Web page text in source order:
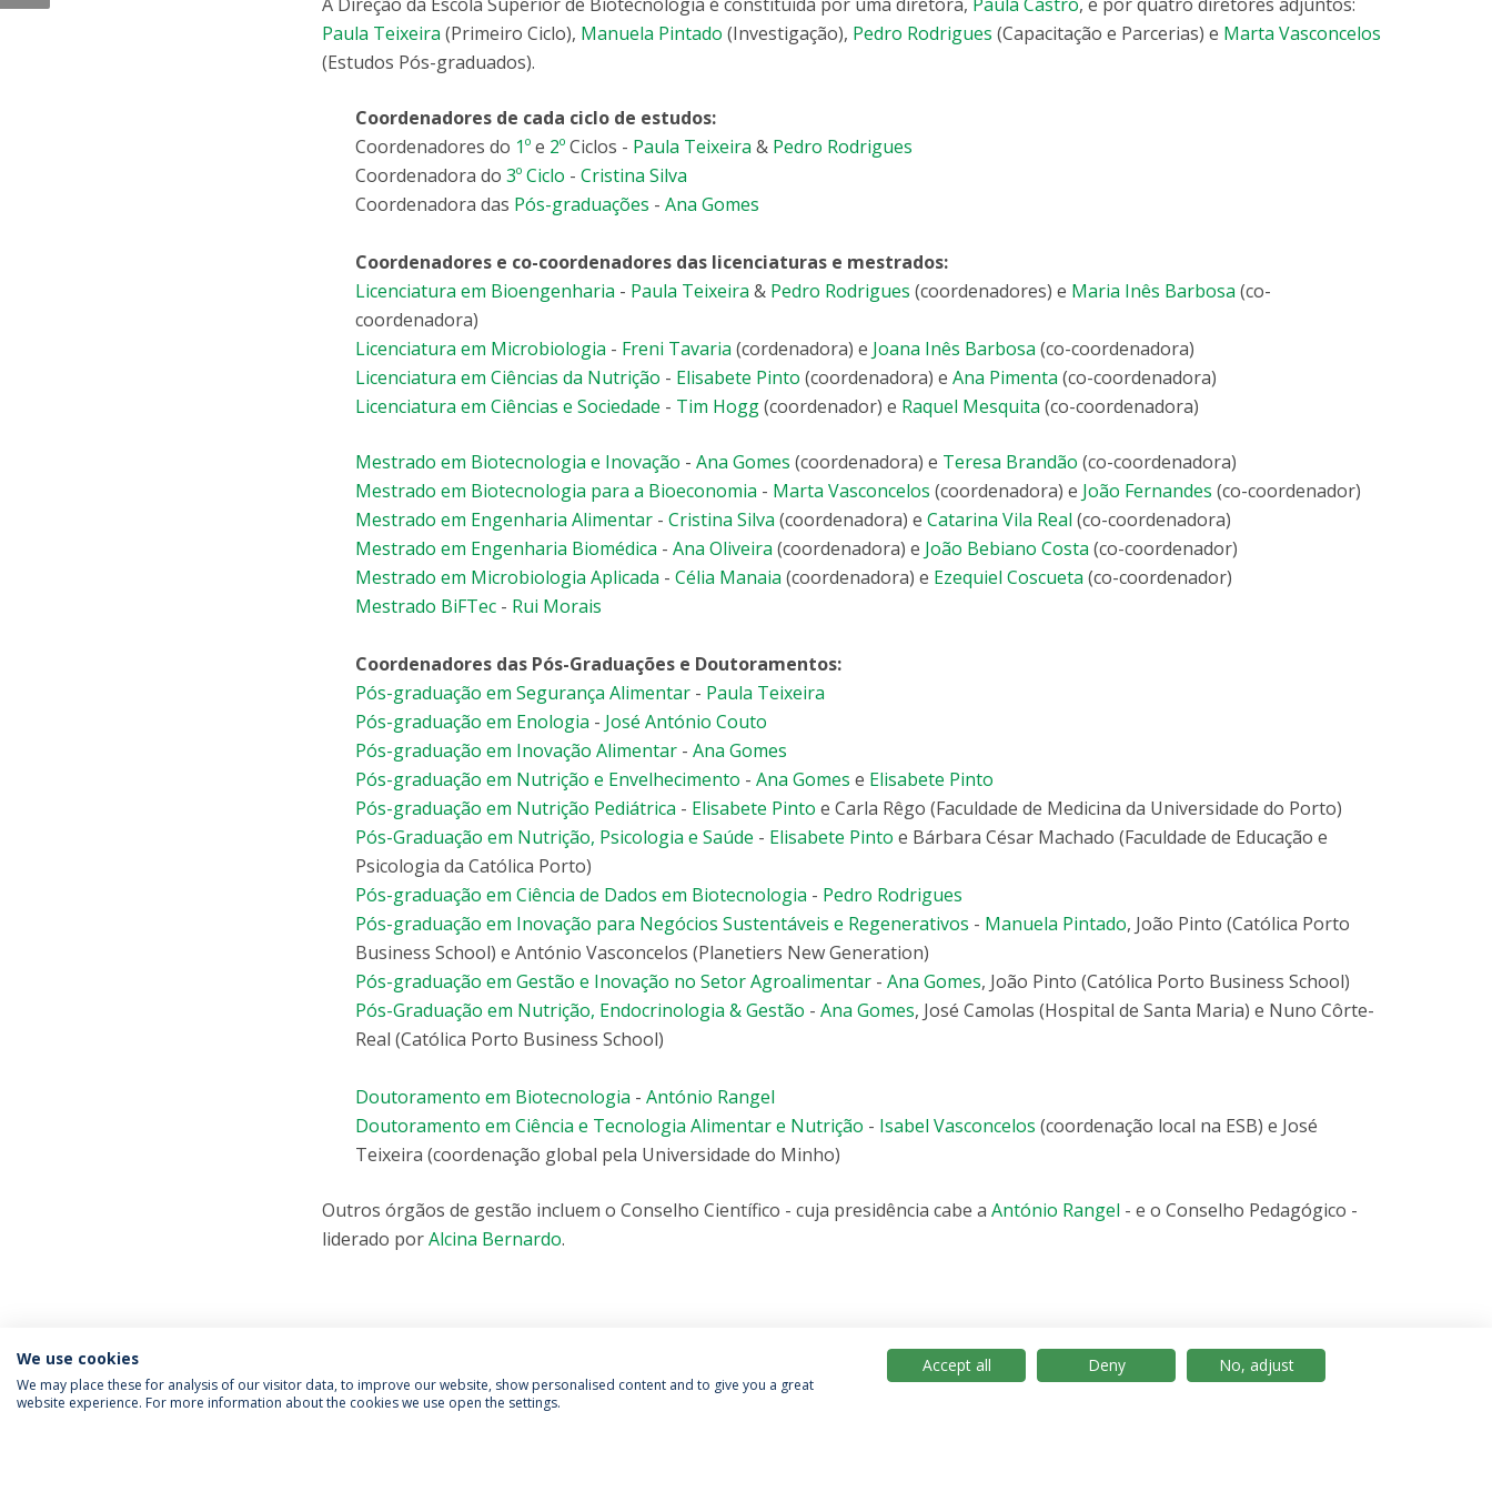
Paula Teixeira (Primeiro Ciclo), Manuela Pintado (Investigação), Pedro Rodrigues (Capacitação e Parcerias) e Marta Vasconcelos
(Estudos Pós-graduados).
Coordenadores de cada ciclo de estudos:
Coordenadores do 1ºe 2ºCiclos - Paula Teixeira & Pedro Rodrigues
Coordenadora do3º Ciclo -Cristina Silva
Coordenadora das Pós-graduações -Ana Gomes
Coordenadores e co-coordenadores das licenciaturas e mestrados:
Licenciatura em Bioengenharia - Paula Teixeira & Pedro Rodrigues (coordenadores) e Maria Inês Barbosa (co-
coordenadora)
Licenciatura em Microbiologia - Freni Tavaria (cordenadora) e Joana Inês Barbosa (co-coordenadora)
Licenciatura em Ciências da Nutrição - Elisabete Pinto (coordenadora) eAna Pimenta (co-coordenadora)
Licenciatura em Ciências e Sociedade - Tim Hogg(coordenador) e Raquel Mesquita (co-coordenadora)
Mestrado em Biotecnologia e Inovação -Ana Gomes (coordenadora) e Teresa Brandão (co-coordenadora)
Mestrado em Biotecnologia para a Bioeconomia - Marta Vasconcelos (coordenadora) e João Fernandes (co-coordenador)
Mestrado em Engenharia Alimentar -Cristina Silva (coordenadora) eCatarina Vila Real (co-coordenadora)
Mestrado em Engenharia Biomédica -Ana Oliveira (coordenadora) e João Bebiano Costa (co-coordenador)
Mestrado em Microbiologia Aplicada -Célia Manaia (coordenadora) e Ezequiel Coscueta (co-coordenador)
Mestrado BiFTec - Rui Morais
Coordenadores das Pós-Graduações e Doutoramentos:
Pós-graduação em Segurança Alimentar - Paula Teixeira
Pós-graduação em Enologia - José António Couto
Pós-graduação em Inovação Alimentar -Ana Gomes
Pós-graduação em Nutrição e Envelhecimento -Ana Gomes e Elisabete Pinto
Pós-graduação em Nutrição Pediátrica - Elisabete Pinto e Carla Rêgo (Faculdade de Medicina da Universidade do Porto)
Pós-Graduação em Nutrição, Psicologia e Saúde - Elisabete Pinto e Bárbara César Machado (Faculdade de Educação e
Psicologia da Católica Porto)
Pós-graduação em Ciência de Dados em Biotecnologia - Pedro Rodrigues
Pós-graduação em Inovação para Negócios Sustentáveis ​​e Regenerativos - Manuela Pintado, João Pinto (Católica Porto
Business School) e António Vasconcelos (Planetiers New Generation)
Pós-graduação em Gestão e Inovação no Setor Agroalimentar -Ana Gomes, João Pinto (Católica Porto Business School)
Pós-Graduação em Nutrição, Endocrinologia & Gestão -Ana Gomes, José Camolas (Hospital de Santa Maria) e Nuno Côrte-
Real (Católica Porto Business School)
Doutoramento em Biotecnologia -António Rangel
Doutoramento em Ciência e Tecnologia Alimentar e Nutrição - Isabel Vasconcelos (coordenação local na ESB) e José
Teixeira (coordenação global pela Universidade do Minho)
Outros órgãos de gestão incluem o Conselho Científico - cuja presidência cabe aAntónio Rangel - e o Conselho Pedagógico -
liderado porAlcina Bernardo.
We use cookies
We may place these for analysis of our visitor data, to improve our website, show personalised content and to give you a great
website experience. For more information about the cookies we use open the settings.
Accept all Deny No, adjust